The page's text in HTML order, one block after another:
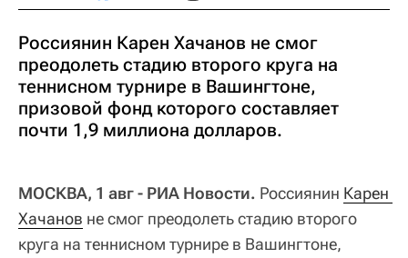
Россиянин Карен Хачанов не смог
преодолеть стадию второго круга на
теннисном турнире в Вашингтоне,
призовой фонд которого составляет
почти 1,9 миллиона долларов.
МОСКВА, 1 авг - РИА Новости. Россиянин Карен
Хачанов не смог преодолеть стадию второго
круга на теннисном турнире в Вашингтоне,